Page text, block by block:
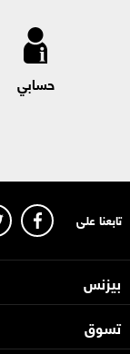
حسابي
تابعنا على
بيزنس
تسوق